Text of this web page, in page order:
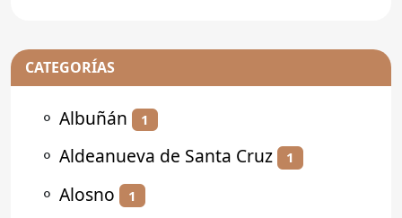
CATEGORÍAS
⚬ Albuñán 1
⚬ Aldeanueva de Santa Cruz 1
⚬ Alosno 1